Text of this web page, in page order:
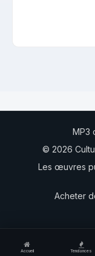
Accueil Tendances
MP3
© 2026
Les œuvres
Acheter